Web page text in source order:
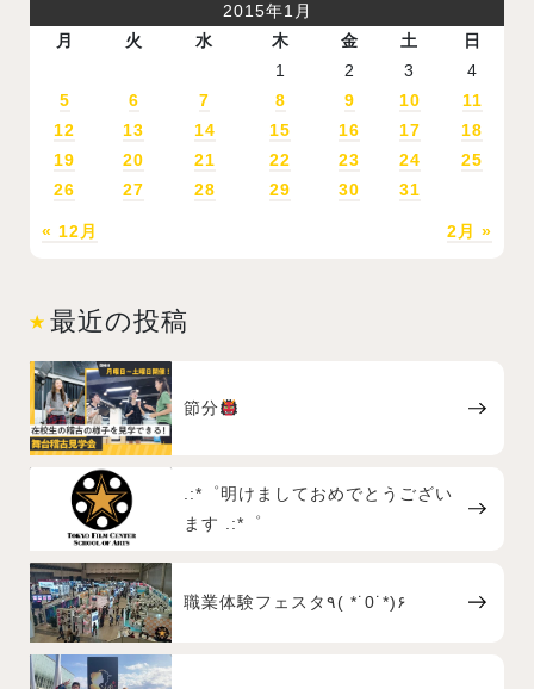
2015年1月
月
火 水 木 金 土 日
« 12月 2月 »
1 2 3
4
5
6 7 8 9 10
11
12
13 14 15 16 17
18
19
20 21 22 23 24
25
26
27 28 29 30 31
最近の投稿
節分
.:*゜明けましておめでとうござい
ます .:*゜
職業体験フェスタ٩( *˙0˙*)۶